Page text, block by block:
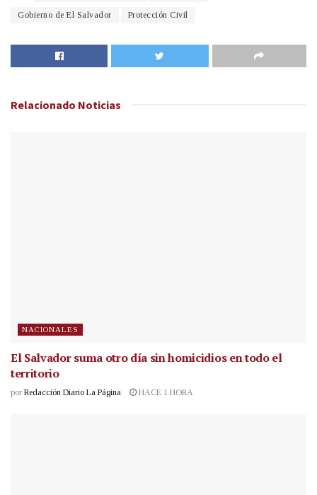
Gobierno de El Salvador Protección Civil
Relacionado Noticias
NACIONALES
El Salvador suma otro día sin homicidios en todo el
territorio
por Redacción Diario La Página HACE 1 HORA